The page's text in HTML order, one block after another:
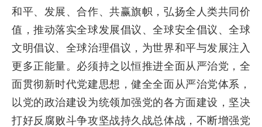
和平、发展、合作、共赢旗帜，弘扬全人类共同价
值，推动落实全球发展倡议、全球安全倡议、全球
文明倡议、全球治理倡议，为世界和平与发展注入
更多正能量。必须持之以恒推进全面从严治党，全
面贯彻新时代党建思想，健全全面从严治党体系，
以党的政治建设为统领加强党的各方面建设，坚决
打好反腐败斗争攻坚战持久战总体战，不断增强党